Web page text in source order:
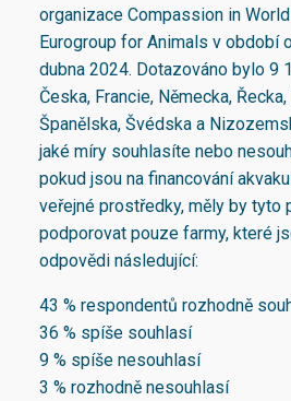
organizace Compassion in
Eurogroup for Animals v období
dubna 2024. Dotazováno bylo 9
Česka, Francie, Německa,
Španělska, Švédska a
jaké míry souhlasíte nebo
pokud jsou na financování
veřejné prostředky, měly by tyto
podporovat pouze farmy, které
odpovědi následující:
43 % respondentů rozhodně
36 % spíše souhlasí
9 % spíše nesouhlasí
3 % rozhodně nesouhlasí